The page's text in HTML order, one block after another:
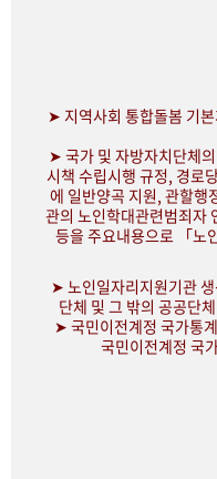
➤ 지역사회 통합돌봄 기
➤ 국가 및 자방자치단체
시책 수립시행 규정, 경로
에 일반양곡 지원, 관할행
관의 노인학대관련범죄자
등을 주요내용으로 「노
➤ 노인일자리지원기관
단체 및 그 밖의 공공단
➤ 국민이전계정 국가통
국민이전계정 국